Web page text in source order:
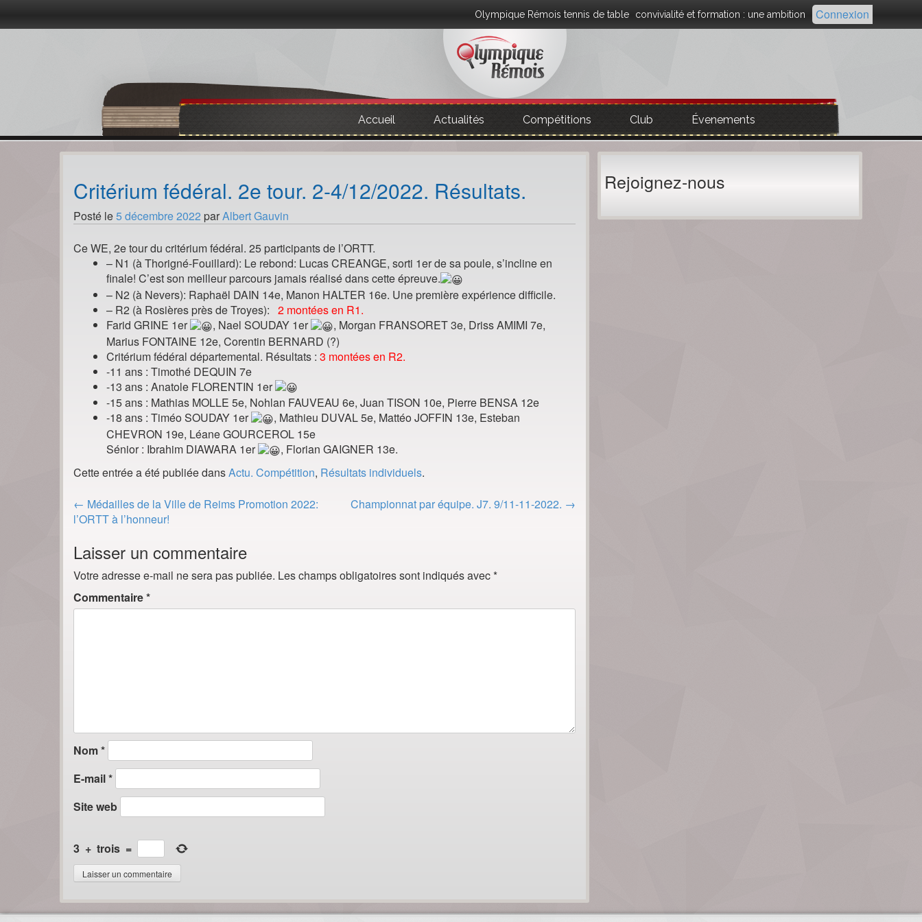
Connexion
Olympique Rémois tennis de table convivialité et formation : une ambition
Accueil Actualités Compétitions Club Évenements
Critérium fédéral. 2e tour. 2-4/12/2022. Résultats.
Posté le5 décembre 2022 parAlbert Gauvin
Ce WE, 2e tour du critérium fédéral. 25 participants de l’ORTT.
– N1 (à Thorigné-Fouillard): Le rebond: Lucas CREANGE, sorti 1er de sa poule, s’incline en
finale! C’est son meilleur parcours jamais réalisé dans cette épreuve.
– N2 (à Nevers): Raphaël DAIN 14e, Manon HALTER 16e. Une première expérience difficile.
– R2 (à Rosières près de Troyes): 2 montées en R1.
Farid GRINE 1er
, Nael SOUDAY 1er
, Morgan FRANSORET 3e, Driss AMIMI 7e,
Marius FONTAINE 12e, Corentin BERNARD (?)
Critérium fédéral départemental. Résultats : 3 montées en R2.
-11 ans : Timothé DEQUIN 7e
-13 ans : Anatole FLORENTIN 1er
-15 ans : Mathias MOLLE 5e, Nohlan FAUVEAU 6e, Juan TISON 10e, Pierre BENSA 12e
-18 ans : Timéo SOUDAY 1er
, Mathieu DUVAL 5e, Mattéo JOFFIN 13e, Esteban
CHEVRON 19e, Léane GOURCEROL 15e
Sénior : Ibrahim DIAWARA 1er
, Florian GAIGNER 13e.
Cette entrée a été publiée dansActu. Compétition, Résultats individuels.
Post
navigation
← Médailles de la Ville de Reims Promotion 2022:
l’ORTT à l’honneur!
Championnat par équipe. J7. 9/11-11-2022. →
Laisser un commentaire
Votre adresse e-mail ne sera pas publiée. Les champs obligatoires sont indiqués avec*
Commentaire*
Nom*
E-mail*
Site web
3 + trois =
Rejoignez-nous